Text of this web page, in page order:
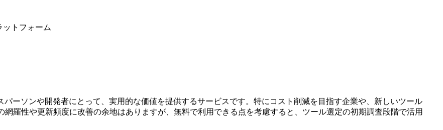
ットフォーム
パーソンや開発者にとって、実用的な価値を提供するサービスです。特にコスト削減を目指す企業や、新しいツール
羅性や更新頻度に改善の余地はありますが、無料で利用できる点を考慮すると、ツール選定の初期調査段階で活用